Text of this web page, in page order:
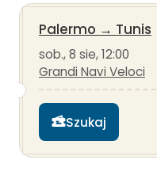
Palermo → Tunis
sob., 8 sie, 12:00
Grandi Navi Veloci
Szukaj